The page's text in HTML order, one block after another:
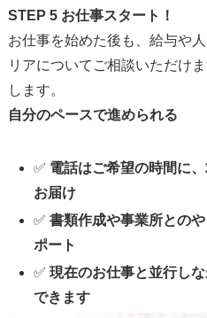
STEP 5 お仕事スタート！
お仕事を始めた後も、給与や
リアについてご相談いただけ
します。
自分のペースで進められる
✅ 電話はご希望の時間に
お届け
✅書類作成や事業所との
ポート
✅現在のお仕事と並行し
できます